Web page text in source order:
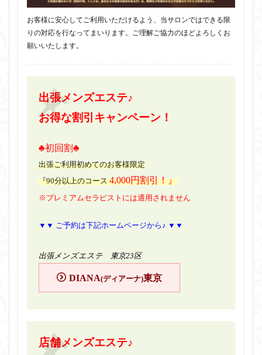
お客様に安心してご利用いただけるよう、当サロンではできる限
りの対応を行なってまいります。ご理解ご協力のほどよろしくお
願いいたします。
出張メンズエステ♪
お得な割引キャンペーン！
♣初回割♣
出張ご利用初めてのお客様限定
『90分以上のコース4,000円割引！』
※プレミアムセラピストには適用されません
▼▼ ご予約は下記ホームページから♪ ▼▼
出張メンズエステ 東京23区
DIANA(ディアーナ)東京
店舗メンズエステ♪